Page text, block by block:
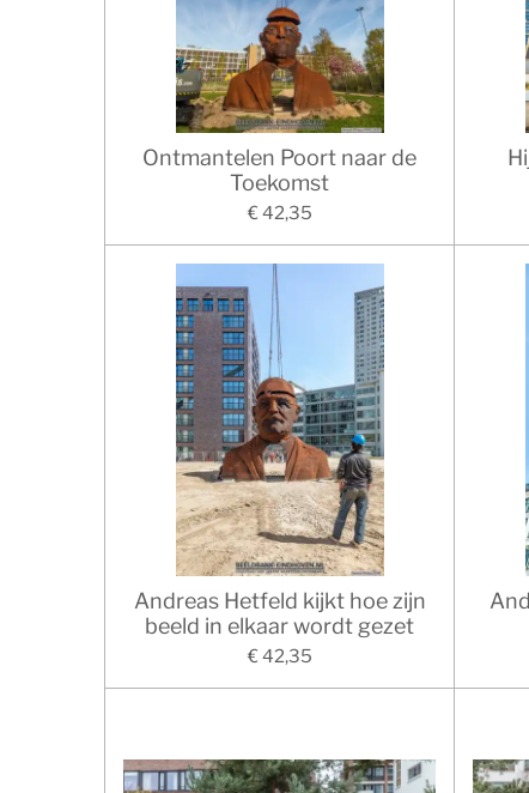
Ontmantelen Poort naar de
Toekomst
€ 42,35
Andreas Hetfeld kijkt hoe zijn
beeld in elkaar wordt gezet
€ 42,35